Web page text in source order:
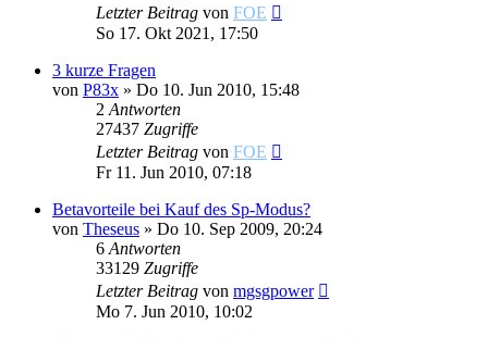
Letzter Beitrag von FOE
So 17. Okt 2021, 17:50
3 kurze Fragen
von P83x » Do 10. Jun 2010, 15:48
2 Antworten
27437 Zugriffe
Letzter Beitrag von FOE
Fr 11. Jun 2010, 07:18
Betavorteile bei Kauf des Sp-Modus?
von Theseus » Do 10. Sep 2009, 20:24
6 Antworten
33129 Zugriffe
Letzter Beitrag von mgsgpower
Mo 7. Jun 2010, 10:02